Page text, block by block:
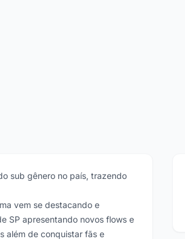
sub gênero no país, trazendo
vem se destacando e
SP apresentando novos flows e
além de conquistar fãs e